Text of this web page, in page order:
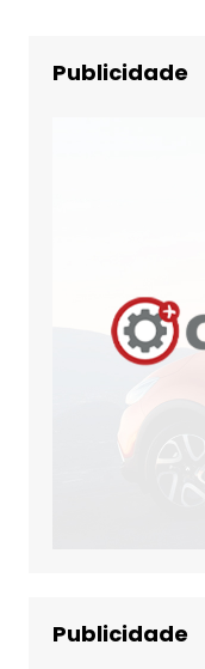
Publicidade
Publicidade